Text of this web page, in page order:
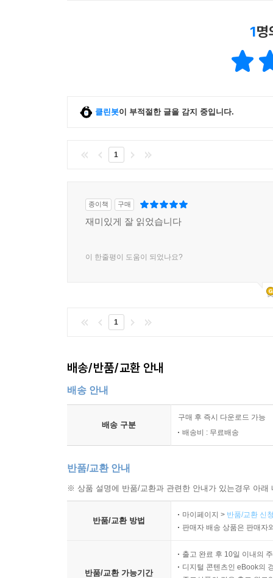
1명
클린봇이 부적절한 글을 감지 중입니다.
1
종이책 구매
재미있게 잘 읽었습니다
이 한줄평이 도움이 되었나요?
1
배송/반품/교환 안내
배송 안내
배송 구분
구매 후 즉시 다운로드 가능
배송비 : 무료배송
반품/교환 안내
※ 상품 설명에 반품/교환과 관련한 안내가 있는경우 아
반품/교환 방법
마이페이지 > 반품/교환 신
판매자 배송 상품은 판매자
반품/교환 가능기간
출고 완료 후 10일 이내의
디지털 콘텐츠인 eBook의